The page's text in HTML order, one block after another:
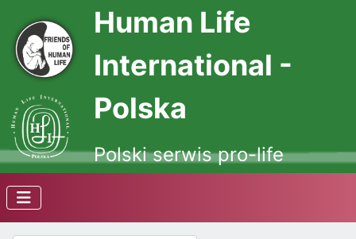
Human Life
International -
Polska
Polski serwis pro-life